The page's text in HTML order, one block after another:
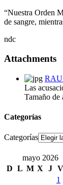
“Nuestra Orden
de sangre,
ndc
Attachments
Las
Tamaño de
Categorías
Categorías
mayo 2026
D L M X J V
1